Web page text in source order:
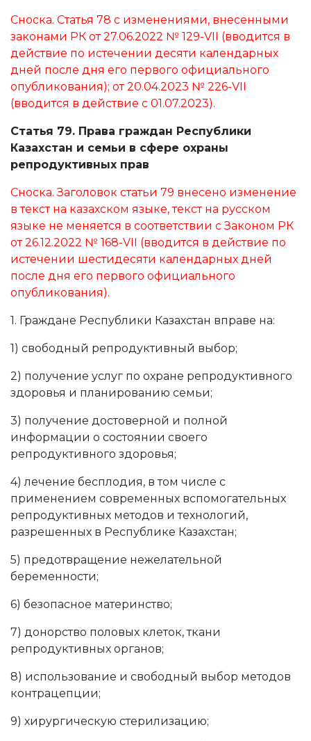
Сноска. Статья 78 с изменениями, внесенными
законами РК от 27.06.2022 № 129-VII (вводится в
действие по истечении десяти календарных
дней после дня его первого официального
опубликования); от 20.04.2023 № 226-VII
(вводится в действие с 01.07.2023).
Статья 79. Права граждан Республики
Казахстан и семьи в сфере охраны
репродуктивных прав
Сноска. Заголовок статьи 79 внесено изменение
в текст на казахском языке, текст на русском
языке не меняется в соответствии с Законом РК
от 26.12.2022 № 168-VII (вводится в действие по
истечении шестидесяти календарных дней
после дня его первого официального
опубликования).
1. Граждане Республики Казахстан вправе на:
1) свободный репродуктивный выбор;
2) получение услуг по охране репродуктивного
здоровья и планированию семьи;
3) получение достоверной и полной
информации о состоянии своего
репродуктивного здоровья;
4) лечение бесплодия, в том числе с
применением современных вспомогательных
репродуктивных методов и технологий,
разрешенных в Республике Казахстан;
5) предотвращение нежелательной
беременности;
6) безопасное материнство;
7) донорство половых клеток, ткани
репродуктивных органов;
8) использование и свободный выбор методов
контрацепции;
9) хирургическую стерилизацию;